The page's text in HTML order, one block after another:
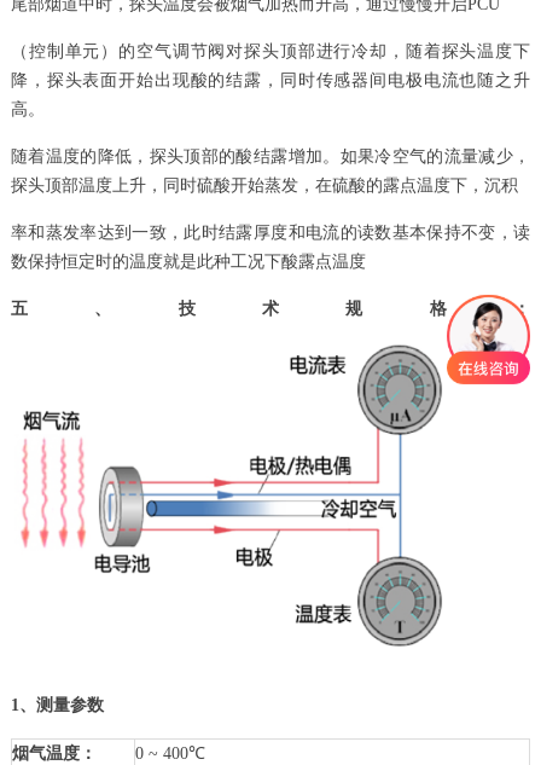
尾部烟道中时，探头温度会被烟气加热而升高，通过慢慢开启PCU
（控制单元）的空气调节阀对探头顶部进行冷却，随着探头温度下
降，探头表面开始出现酸的结露，同时传感器间电极电流也随之升
高。
随着温度的降低，探头顶部的酸结露增加。如果冷空气的流量减少，
探头顶部温度上升，同时硫酸开始蒸发，在硫酸的露点温度下，沉积
率和蒸发率达到一致，此时结露厚度和电流的读数基本保持不变，读
数保持恒定时的温度就是此种工况下酸露点温度
五、技术规格：
1、测量参数
烟气温度：
0 ~ 400℃